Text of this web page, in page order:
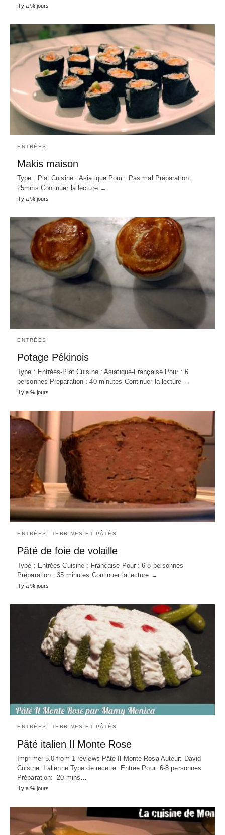
Il y a % jours
ENTRÉES
Makis maison
Type : Plat Cuisine : Asiatique Pour : Pas mal Préparation :
25mins Continuer la lecture →
Il y a % jours
ENTRÉES
Potage Pékinois
Type : Entrées-Plat Cuisine : Asiatique-Française Pour : 6
personnes Préparation : 40 minutes Continuer la lecture →
Il y a % jours
ENTRÉES TERRINES ET PÂTÉS
Pâté de foie de volaille
Type : Entrées Cuisine : Française Pour : 6-8 personnes
Préparation : 35 minutes Continuer la lecture →
Il y a % jours
ENTRÉES TERRINES ET PÂTÉS
Pâté italien Il Monte Rose
Imprimer 5.0 from 1 reviews Pâté Il Monte Rosa Auteur: David
Cuisine: Italienne Type de recette: Entrée Pour: 6-8 personnes
Préparation: 20 mins…
Il y a % jours